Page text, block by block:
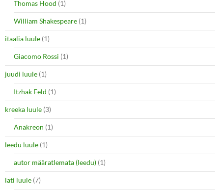
Thomas Hood (1)
William Shakespeare (1)
itaalia luule (1)
Giacomo Rossi (1)
juudi luule (1)
Itzhak Feld (1)
kreeka luule (3)
Anakreon (1)
leedu luule (1)
autor määratlemata (leedu) (1)
läti luule (7)